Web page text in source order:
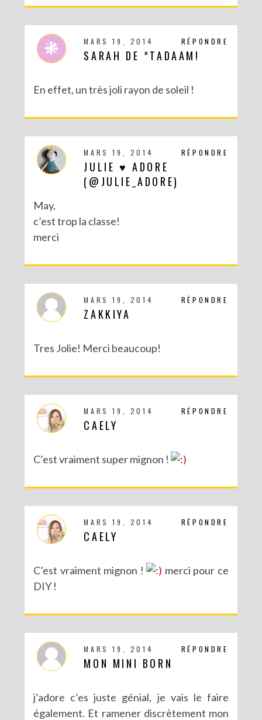
DIY : MA VALISETTE CITRON
RÉPONDRE
MARS 19, 2014
SARAH DE *TADAAM!
En effet, un très joli rayon de soleil !
RÉPONDRE
MARS 19, 2014
JULIE ♥ ADORE
(@JULIE_ADORE)
May,
c’est trop la classe!
merci
RÉPONDRE
MARS 19, 2014
ZAKKIYA
Tres Jolie! Merci beaucoup!
RÉPONDRE
MARS 19, 2014
CAELY
C’est vraiment super mignon !
RÉPONDRE
MARS 19, 2014
CAELY
C’est vraiment mignon !
merci pour ce
DIY !
RÉPONDRE
MARS 19, 2014
MON MINI BORN
j’adore c’es juste génial, je vais le faire
également. Et ramener discrètement mon